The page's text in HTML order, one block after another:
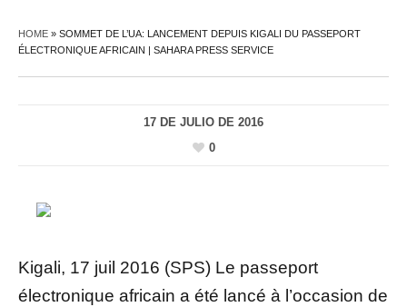
HOME » SOMMET DE L’UA: LANCEMENT DEPUIS KIGALI DU PASSEPORT
ÉLECTRONIQUE AFRICAIN | SAHARA PRESS SERVICE
17 DE JULIO DE 2016
0
Kigali, 17 juil 2016 (SPS) Le passeport
électronique africain a été lancé à l’occasion de